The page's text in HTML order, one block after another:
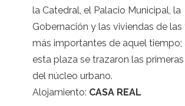
la Catedral, el Palacio Municipal, la
Gobernación y las viviendas de las
más importantes de aquel tiempo;
esta plaza se trazaron las
del núcleo urbano.
Alojamiento: CASA REAL